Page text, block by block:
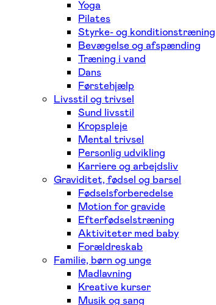
Yoga
Pilates
Styrke- og konditionstræning
Bevægelse og afspænding
Træning i vand
Dans
Førstehjælp
Livsstil og trivsel
Sund livsstil
Kropspleje
Mental trivsel
Personlig udvikling
Karriere og arbejdsliv
Graviditet, fødsel og barsel
Fødselsforberedelse
Motion for gravide
Efterfødselstræning
Aktiviteter med baby
Forældreskab
Familie, børn og unge
Madlavning
Kreative kurser
Musik og sang